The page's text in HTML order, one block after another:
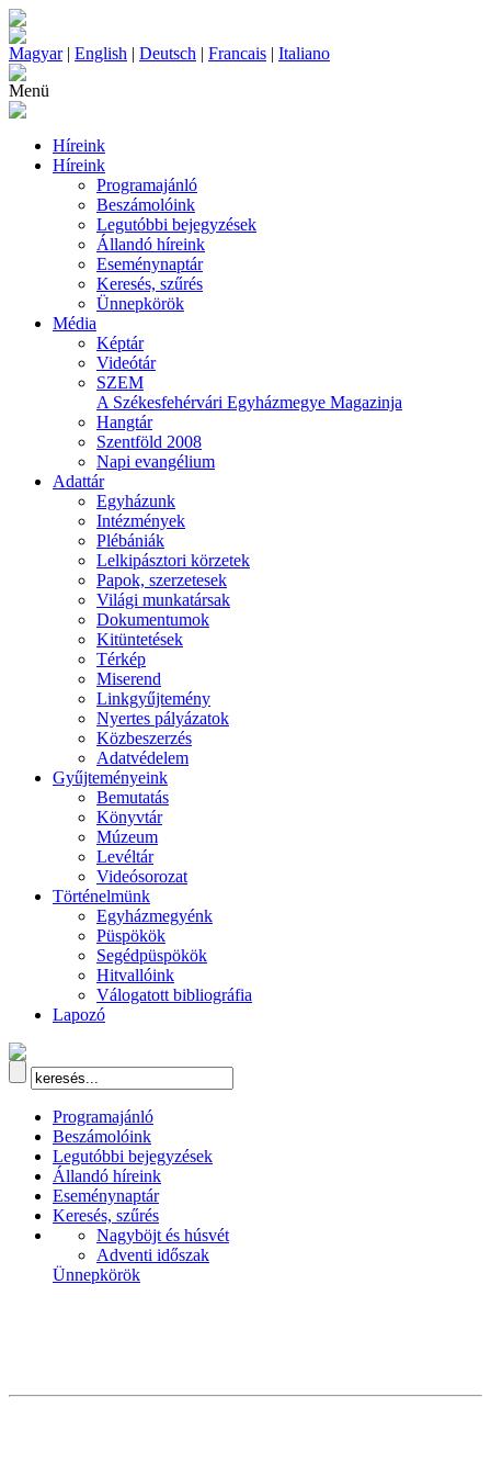
Magyar| English | Deutsch | Francais | Italiano
Menü
Híreink
Híreink
Programajánló
Beszámolóink
Legutóbbi bejegyzések
Állandó híreink
Eseménynaptár
Keresés, szűrés
Ünnepkörök
Média
Képtár
Videótár
SZEM
A Székesfehérvári Egyházmegye Magazinja
Hangtár
Szentföld 2008
Napi evangélium
Adattár
Egyházunk
Intézmények
Plébániák
Lelkipásztori körzetek
Papok, szerzetesek
Világi munkatársak
Dokumentumok
Kitüntetések
Térkép
Miserend
Linkgyűjtemény
Nyertes pályázatok
Közbeszerzés
Adatvédelem
Gyűjteményeink
Bemutatás
Könyvtár
Múzeum
Levéltár
Videósorozat
Történelmünk
Egyházmegyénk
Püspökök
Segédpüspökök
Hitvallóink
Válogatott bibliográfia
Lapozó
Programajánló
Beszámolóink
Legutóbbi bejegyzések
Állandó híreink
Eseménynaptár
Keresés, szűrés
Nagyböjt és húsvét
Adventi időszak
Ünnepkörök